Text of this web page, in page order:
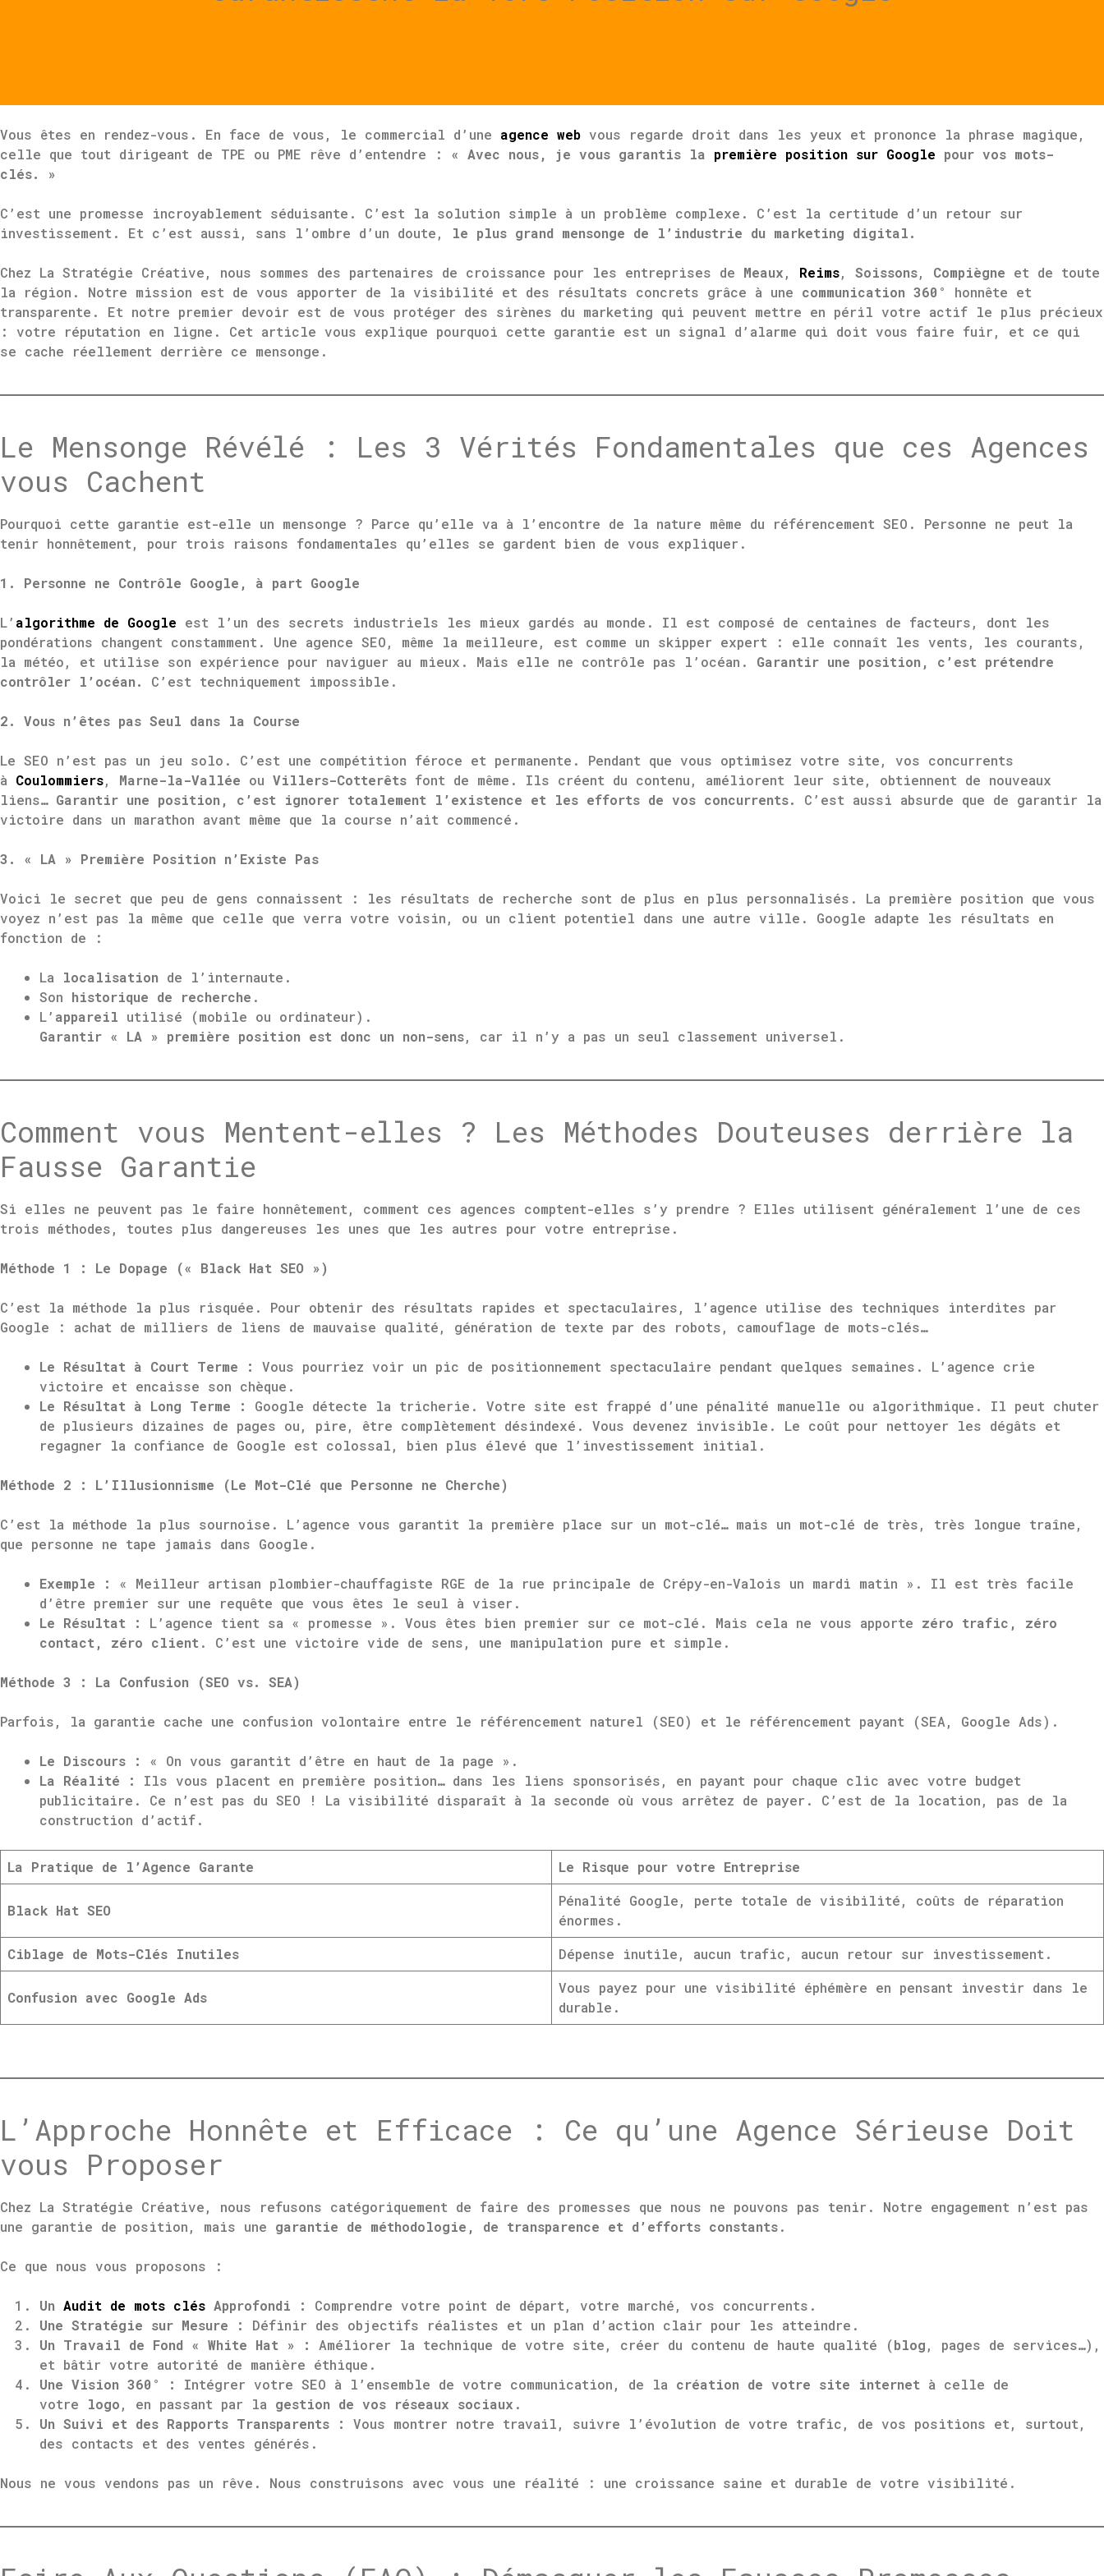
Vous êtes en rendez-vous. En face de vous, le commercial d’une agence web vous regarde droit dans les yeux et prononce la phrase magique,
celle que tout dirigeant de TPE ou PME rêve d’entendre : « Avec nous, je vous garantis la première position sur Google pour vos mots-
clés. »
C’est une promesse incroyablement séduisante. C’est la solution simple à un problème complexe. C’est la certitude d’un retour sur
investissement. Et c’est aussi, sans l’ombre d’un doute, le plus grand mensonge de l’industrie du marketing digital.
Chez La Stratégie Créative, nous sommes des partenaires de croissance pour les entreprises de Meaux, Reims, Soissons, Compiègne et de toute
la région. Notre mission est de vous apporter de la visibilité et des résultats concrets grâce à une communication 360°
honnête et
transparente. Et notre premier devoir est de vous protéger des sirènes du marketing qui peuvent mettre en péril votre actif le plus précieux
: votre réputation en ligne. Cet article vous explique pourquoi cette garantie est un signal d’alarme qui doit vous faire fuir, et ce qui
se cache réellement derrière ce mensonge.
Le Mensonge Révélé : Les 3 Vérités Fondamentales que ces Agences
vous Cachent
Pourquoi cette garantie est-elle un mensonge ? Parce qu’elle va à l’encontre de la nature même du référencement SEO. Personne ne peut la
tenir honnêtement, pour trois raisons fondamentales qu’elles se gardent bien de vous expliquer.
1. Personne ne Contrôle Google, à part Google
L’ algorithme de Google est l’un des secrets industriels les mieux gardés au monde. Il est composé de centaines de facteurs, dont les
pondérations changent constamment. Une agence SEO, même la meilleure, est comme un skipper expert : elle connaît les vents, les courants,
la météo, et utilise son expérience pour naviguer au mieux. Mais elle ne contrôle pas l’océan. Garantir une position, c’est prétendre
contrôler l’océan.
C’est techniquement impossible.
2. Vous n’êtes pas Seul dans la Course
Le SEO n’est pas un jeu solo. C’est une compétition féroce et permanente. Pendant que vous optimisez votre site, vos concurrents
à Coulommiers, Marne-la-Vallée ou Villers-Cotterêts font de même. Ils créent du contenu, améliorent leur site, obtiennent de nouveaux
liens… Garantir une position, c’est ignorer totalement l’existence et les efforts de vos concurrents.
C’est aussi absurde que de garantir la
victoire dans un marathon avant même que la course n’ait commencé.
3. « LA » Première Position n’Existe Pas
Voici le secret que peu de gens connaissent : les résultats de recherche sont de plus en plus personnalisés. La première position que vous
voyez n’est pas la même que celle que verra votre voisin, ou un client potentiel dans une autre ville. Google adapte les résultats en
fonction de :
La localisation de l’internaute.
Son historique de recherche .
L’ appareil utilisé (mobile ou ordinateur).
Garantir « LA » première position est donc un non-sens, car il n’y a pas un seul classement universel.
Comment vous Mentent-elles ? Les Méthodes Douteuses derrière la
Fausse Garantie
Si elles ne peuvent pas le faire honnêtement, comment ces agences comptent-elles s’y prendre ? Elles utilisent généralement l’une de ces
trois méthodes, toutes plus dangereuses les unes que les autres pour votre entreprise.
Méthode 1 : Le Dopage (« Black Hat SEO »)
C’est la méthode la plus risquée. Pour obtenir des résultats rapides et spectaculaires, l’agence utilise des techniques interdites par
Google : achat de milliers de liens de mauvaise qualité, génération de texte par des robots, camouflage de mots-clés…
Le Résultat à Court Terme :
Vous pourriez voir un pic de positionnement spectaculaire pendant quelques semaines. L’agence crie
victoire et encaisse son chèque.
Le Résultat à Long Terme :
Google détecte la tricherie. Votre site est frappé d’une pénalité manuelle ou algorithmique. Il peut chuter
de plusieurs dizaines de pages ou, pire, être complètement désindexé. Vous devenez invisible. Le coût pour nettoyer les dégâts et
regagner la confiance de Google est colossal, bien plus élevé que l’investissement initial.
Méthode 2 : L’Illusionnisme (Le Mot-Clé que Personne ne Cherche)
C’est la méthode la plus sournoise. L’agence vous garantit la première place sur un mot-clé… mais un mot-clé de très, très longue traîne,
que personne ne tape jamais dans Google.
Exemple :
« Meilleur artisan plombier-chauffagiste RGE de la rue principale de Crépy-en-Valois un mardi matin ». Il est très facile
d’être premier sur une requête que vous êtes le seul à viser.
Le Résultat :
L’agence tient sa « promesse ». Vous êtes bien premier sur ce mot-clé. Mais cela ne vous apporte zéro trafic, zéro
contact, zéro client. C’est une victoire vide de sens, une manipulation pure et simple.
Méthode 3 : La Confusion (SEO vs. SEA)
Parfois, la garantie cache une confusion volontaire entre le référencement naturel (SEO) et le référencement payant (SEA, Google Ads).
Le Discours :
« On vous garantit d’être en haut de la page ».
La Réalité :
Ils vous placent en première position… dans les liens sponsorisés, en payant pour chaque clic avec votre budget
publicitaire. Ce n’est pas du SEO ! La visibilité disparaît à la seconde où vous arrêtez de payer. C’est de la location, pas de la
construction d’actif.
La Pratique de l’Agence Garante Le Risque pour votre Entreprise
Black Hat SEO
Pénalité Google, perte totale de visibilité, coûts de réparation
énormes.
Ciblage de Mots-Clés Inutiles
Dépense inutile, aucun trafic, aucun retour sur investissement.
Confusion avec Google Ads
Vous payez pour une visibilité éphémère en pensant investir dans le
durable.
L’Approche Honnête et Efficace : Ce qu’une Agence Sérieuse Doit
vous Proposer
Chez La Stratégie Créative, nous refusons catégoriquement de faire des promesses que nous ne pouvons pas tenir. Notre engagement n’est pas
une garantie de position, mais une garantie de méthodologie, de transparence et d’efforts constants.
Ce que nous vous proposons :
Un Audit de mots clés Approfondi :
Comprendre votre point de départ, votre marché, vos concurrents.
Une Stratégie sur Mesure :
Définir des objectifs réalistes et un plan d’action clair pour les atteindre.
Un Travail de Fond « White Hat » :
Améliorer la technique de votre site, créer du contenu de haute qualité (blog, pages de services…),
et bâtir votre autorité de manière éthique.
Une Vision 360° :
Intégrer votre SEO à l’ensemble de votre communication, de la création de votre site internet à celle de
votre logo, en passant par la gestion de vos réseaux sociaux .
Un Suivi et des Rapports Transparents :
Vous montrer notre travail, suivre l’évolution de votre trafic, de vos positions et, surtout,
des contacts et des ventes générés.
Nous ne vous vendons pas un rêve. Nous construisons avec vous une réalité : une croissance saine et durable de votre visibilité.